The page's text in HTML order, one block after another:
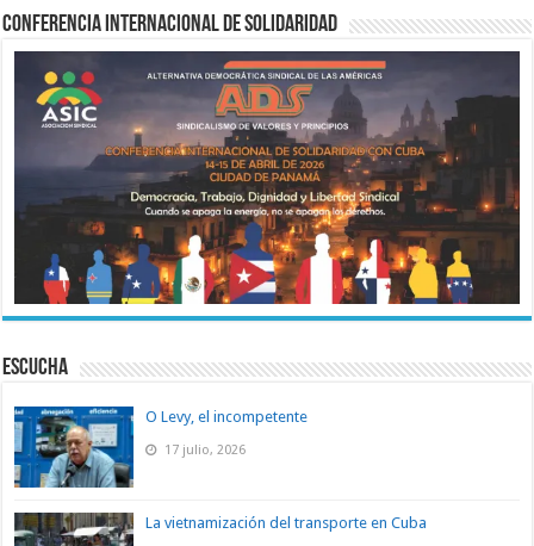
Conferencia Internacional de Solidaridad
ESCUCHA
O Levy, el incompetente
17 julio, 2026
La vietnamización del transporte en Cuba